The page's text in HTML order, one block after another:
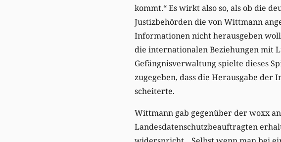
kommt.“ Es wirkt also so, als ob die
Justizbehörden die von Wittmann
Informationen nicht herausgeben
die internationalen Beziehungen mit
Gefängnisverwaltung spielte dieses
zugegeben, dass die Herausgabe
scheiterte.
Wittmann gab gegenüber der woxx
Landesdatenschutzbeauftragten